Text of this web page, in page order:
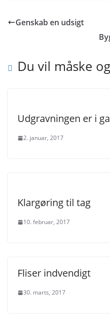
Genskab en udsigt
Du vil måske
Udgravningen er i
2. januar, 2017
Klargøring til tag
10. februar, 2017
Fliser indvendigt
30. marts, 2017